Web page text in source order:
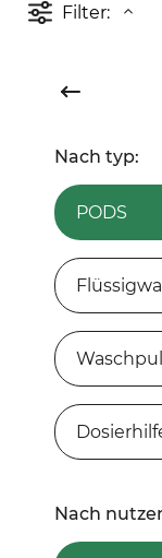
Filter:
Nach typ:
PODS
Nach